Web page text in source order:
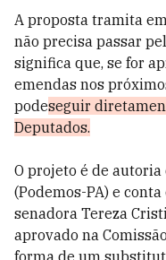
A proposta tramita
não precisa passar
significa que, se for
emendas nos
podeseguir
Deputados.
O projeto é de
(Podemos-PA) e
senadora Tereza
aprovado na
forma de um